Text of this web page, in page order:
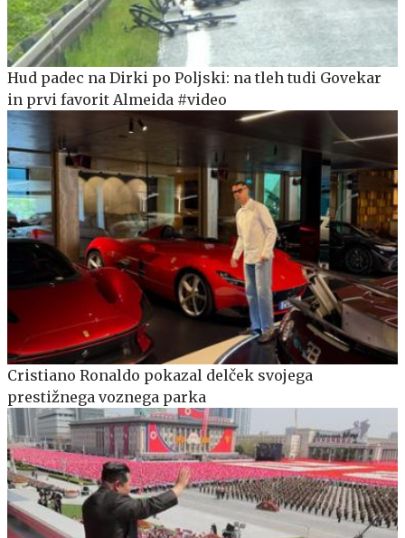
Hud padec na Dirki po Poljski: na tleh tudi Govekar
in prvi favorit Almeida #video
Cristiano Ronaldo pokazal delček svojega
prestižnega voznega parka